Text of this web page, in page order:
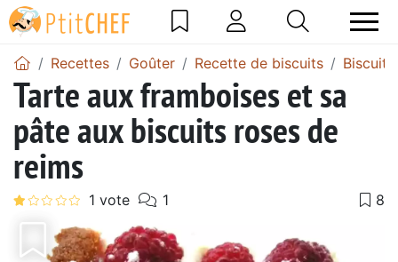
Recettes Goûter Recette de biscuits Biscuit
Tarte aux framboises et sa
pâte aux biscuits roses de
reims